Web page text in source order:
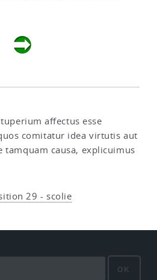
affectus esse
comitatur idea virtutis aut
tamquam causa, explicuimus
29 - scolie
OK